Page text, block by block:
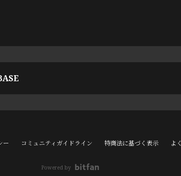
ー コミュニティガイドライン 特商法に基づく表示 よ
Powered by